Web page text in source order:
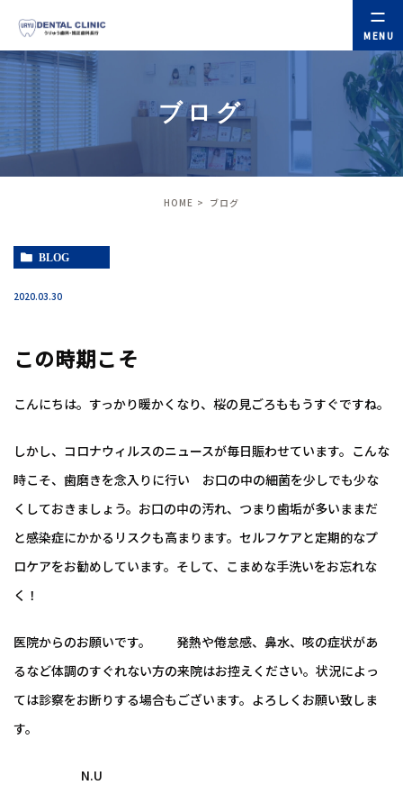
ブログ
HOME ブログ
BLOG
2020.03.30
この時期こそ
こんにちは。すっかり暖かくなり、桜の見ごろももうすぐですね。
しかし、コロナウィルスのニュースが毎日賑わせています。こんな
時こそ、歯磨きを念入りに行い お口の中の細菌を少しでも少な
くしておきましょう。お口の中の汚れ、つまり歯垢が多いままだ
と感染症にかかるリスクも高まります。セルフケアと定期的なプ
ロケアをお勧めしています。そして、こまめな手洗いをお忘れな
く！
医院からのお願いです。 発熱や倦怠感、鼻水、咳の症状があ
るなど体調のすぐれない方の来院はお控えください。状況によっ
ては診察をお断りする場合もございます。よろしくお願い致しま
す。
N.U